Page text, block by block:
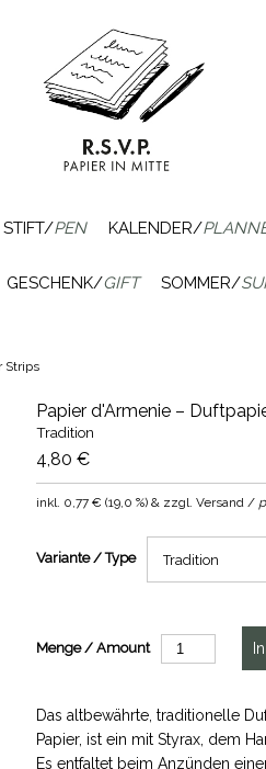
STIFT/PEN KALENDER/
GESCHENK/GIFT SOMMER/
Strips
Papier d'Armenie –
Tradition
4,80 €
inkl. 0,77 € (19,0 %) & zzgl. Versand /
Variante / Type
Menge / Amount
Das altbewährte, traditionelle
Papier, ist ein mit Styrax, dem
Es entfaltet beim Anzünden